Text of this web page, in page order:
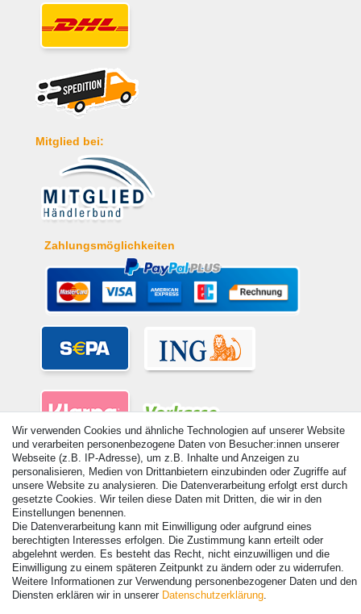
Mitglied bei:
Zahlungsmöglichkeiten
© Copyright 2026 | Alle Rechte vorbehalten. - Alle Rechte vorbehalten.
Preisangaben inkl. gesetzl. 19% MwSt. | Grundpreise siehe Artikeldetail | *Gilt für
Lieferungen nach Deutschland!
Vertrag widerrufen Kontakt
Wir verwenden Cookies und ähnliche Technologien auf unserer Website
und verarbeiten personenbezogene Daten von Besucher:innen unserer
Webseite (z.B. IP-Adresse), um z.B. Inhalte und Anzeigen zu
personalisieren, Medien von Drittanbietern einzubinden oder Zugriffe auf
unsere Website zu analysieren. Die Datenverarbeitung erfolgt erst durch
gesetzte Cookies. Wir teilen diese Daten mit Dritten, die wir in den
Einstellungen benennen.
Die Datenverarbeitung kann mit Einwilligung oder aufgrund eines
berechtigten Interesses erfolgen. Die Zustimmung kann erteilt oder
abgelehnt werden. Es besteht das Recht, nicht einzuwilligen und die
Einwilligung zu einem späteren Zeitpunkt zu ändern oder zu widerrufen.
Weitere Informationen zur Verwendung personenbezogener Daten und den
Diensten erklären wir in unserer Daten­schutz­erklärung.